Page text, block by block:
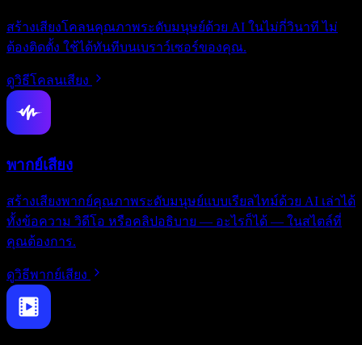
สร้างเสียงโคลนคุณภาพระดับมนุษย์ด้วย AI ในไม่กี่วินาที ไม่
ต้องติดตั้ง ใช้ได้ทันทีบนเบราว์เซอร์ของคุณ.
ดูวิธีโคลนเสียง
พากย์เสียง
สร้างเสียงพากย์คุณภาพระดับมนุษย์แบบเรียลไทม์ด้วย AI เล่าได้
ทั้งข้อความ วิดีโอ หรือคลิปอธิบาย — อะไรก็ได้ — ในสไตล์ที่
คุณต้องการ.
ดูวิธีพากย์เสียง